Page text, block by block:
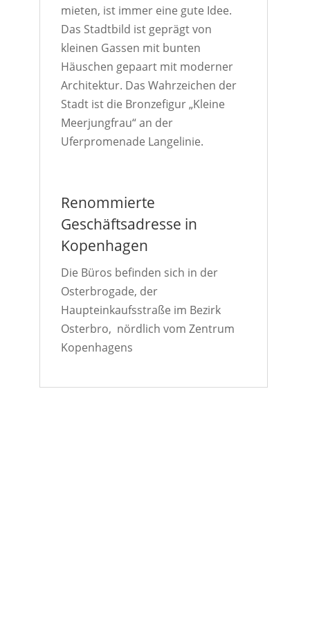
mieten, ist immer eine gute Idee.
Das Stadtbild ist geprägt von
kleinen Gassen mit bunten
Häuschen gepaart mit moderner
Architektur. Das Wahrzeichen der
Stadt ist die Bronzefigur „Kleine
Meerjungfrau“ an der
Uferpromenade Langelinie.
Renommierte
Geschäftsadresse in
Kopenhagen
Die Büros befinden sich in der
Osterbrogade, der
Haupteinkaufsstraße im Bezirk
Osterbro, nördlich vom Zentrum
Kopenhagens